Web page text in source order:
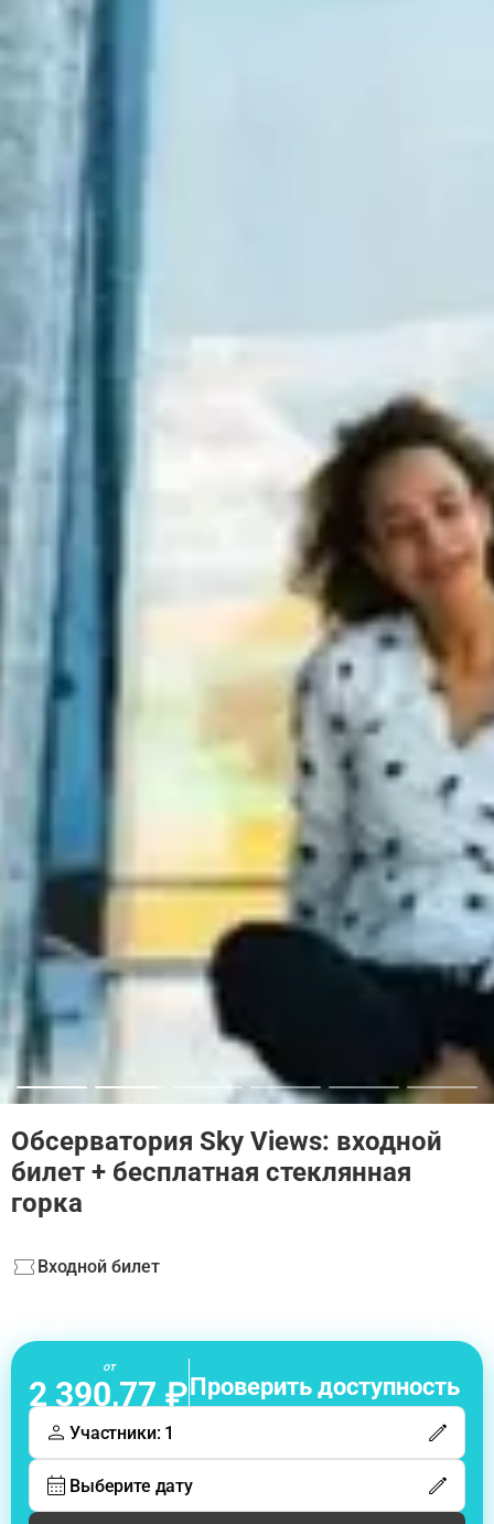
Обсерватория Sky Views: входной
билет + бесплатная стеклянная
горка
Входной билет
от
2 390,77 ₽Проверить доступность
Участники: 1
Выберите дату